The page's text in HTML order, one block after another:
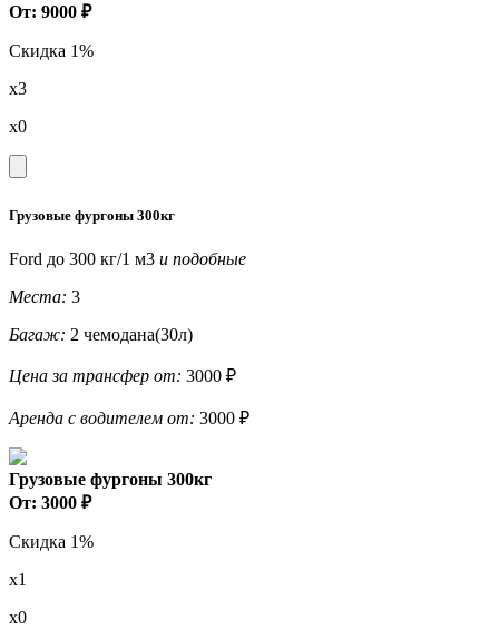
От: 9000 ₽
Скидка 1%
x3
x0
Грузовые фургоны 300кг
Ford до 300 кг/1 м3 и подобные
Места: 3
Багаж: 2 чемодана(30л)
Цена за трансфер от: 3000 ₽
Аренда с водителем от: 3000 ₽
Грузовые фургоны 300кг
От: 3000 ₽
Скидка 1%
x1
x0